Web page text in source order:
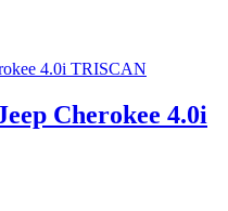
Cherokee 4.0i